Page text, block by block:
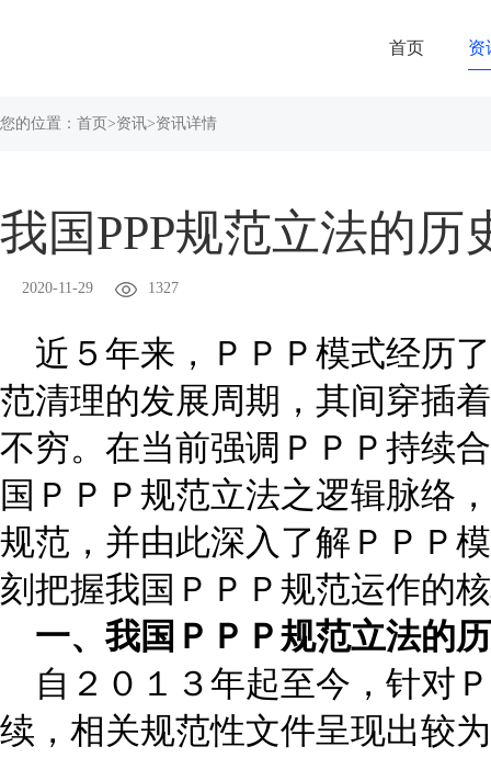
首页 资
您的位置： 首页 >资讯>资讯详情
我国PPP规范立法的
2020-11-29 1327
近５年来，ＰＰＰ模式经历
范清理的发展周期，其间穿插
不穷。在当前强调ＰＰＰ持续
国ＰＰＰ规范立法之逻辑脉络
规范，并由此深入了解ＰＰＰ
刻把握我国ＰＰＰ规范运作的
一、我国ＰＰＰ规范立法的
自２０１３年起至今，针对
续，相关规范性文件呈现出较